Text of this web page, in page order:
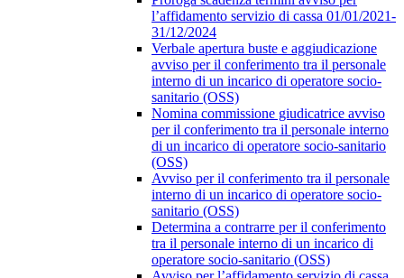
l’affidamento servizio di cassa 01/01/2021-
31/12/2024
Verbale apertura buste e aggiudicazione
avviso per il conferimento tra il personale
interno di un incarico di operatore socio-
sanitario (OSS)
Nomina commissione giudicatrice avviso
per il conferimento tra il personale interno
di un incarico di operatore socio-sanitario
(OSS)
Avviso per il conferimento tra il personale
interno di un incarico di operatore socio-
sanitario (OSS)
Determina a contrarre per il conferimento
tra il personale interno di un incarico di
operatore socio-sanitario (OSS)